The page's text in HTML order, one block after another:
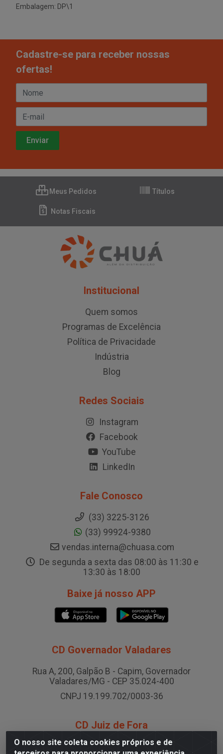
Embalagem: DP\1
O nosso site coleta cookies próprios e de
Cadastre-se para receber nossas
ofertas!
Meus Pedidos Títulos
Notas Fiscais
Institucional
Quem somos
Programas de Excelência
Política de Privacidade
Indústria
Blog
Redes Sociais
Instagram
Facebook
YouTube
LinkedIn
Fale Conosco
(33) 3225-3126
(33) 99924-9380
vendas.interna@chuasa.com
De segunda a sexta das 08:00 às 11:30 e
13:30 às 18:00
Baixe já nosso APP
CD Governador Valadares
Rua A, 200, Galpão B - Capim, Governador
Valadares/MG - CEP 35.024-400
CNPJ 19.199.702/0003-36
CD Juiz de Fora
Rodovia BR-040 , Nº 0, Área B2 Condominio Brasil